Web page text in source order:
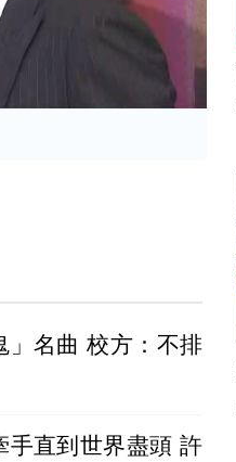
」名曲 校方：不排
手直到世界盡頭 許